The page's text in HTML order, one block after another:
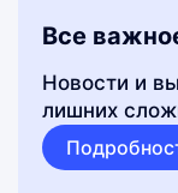
Все
Новости и
лишних